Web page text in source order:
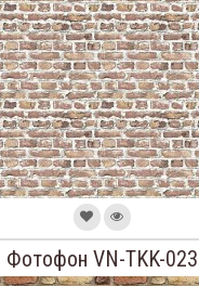
Фотофон VN-TKK-023